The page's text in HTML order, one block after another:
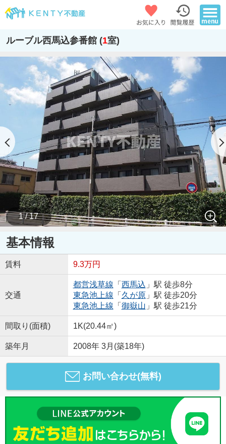
ルーブル西馬込参番館 (1室)
1 / 17
基本情報
賃料 9.3万円
交通
都営浅草線 「 西馬込 」駅 徒歩8分
東急池上線 「 久が原」駅 徒歩20分
東急池上線 「 御嶽山 」駅 徒歩21分
間取り(面積) 1K(20.44㎡)
築年月 2008年 3月(築18年)
お問い合わせ(無料)